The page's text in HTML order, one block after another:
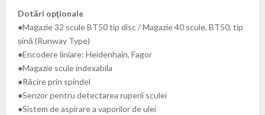
Dotări opţionale
●Magazie 32 scule BT50 tip disc / Magazie 40 scule, BT50, tip
șină (Runway Type)
●Encodere liniare: Heidenhain, Fagor
●Magazie scule indexabila
●Răcire prin spindel
●Senzor pentru detectarea ruperii sculei
●Sistem de aspirare a vaporilor de ulei